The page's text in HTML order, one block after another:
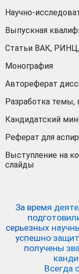
Научно-
Выпускная
Статьи ВАК, РИНЦ,
Монография
Автореферат
Разработка темы,
Кандидатский
Реферат для
Выступление на
слайды
За время
серьезных
успешно
получены
Всегда